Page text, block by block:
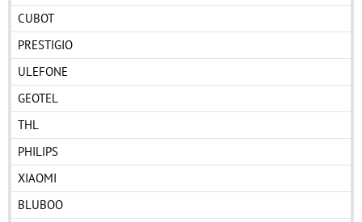
CUBOT
PRESTIGIO
ULEFONE
GEOTEL
THL
PHILIPS
XIAOMI
BLUBOO